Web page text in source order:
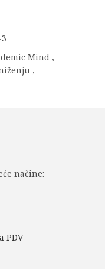
Mind ,
,
načine:
PDV